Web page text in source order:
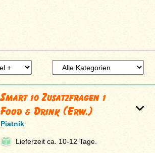
Smart 10 Zusatzfragen 1
Food & Drink (Erw.)
Piatnik
Lieferzeit ca. 10-12 Tage.